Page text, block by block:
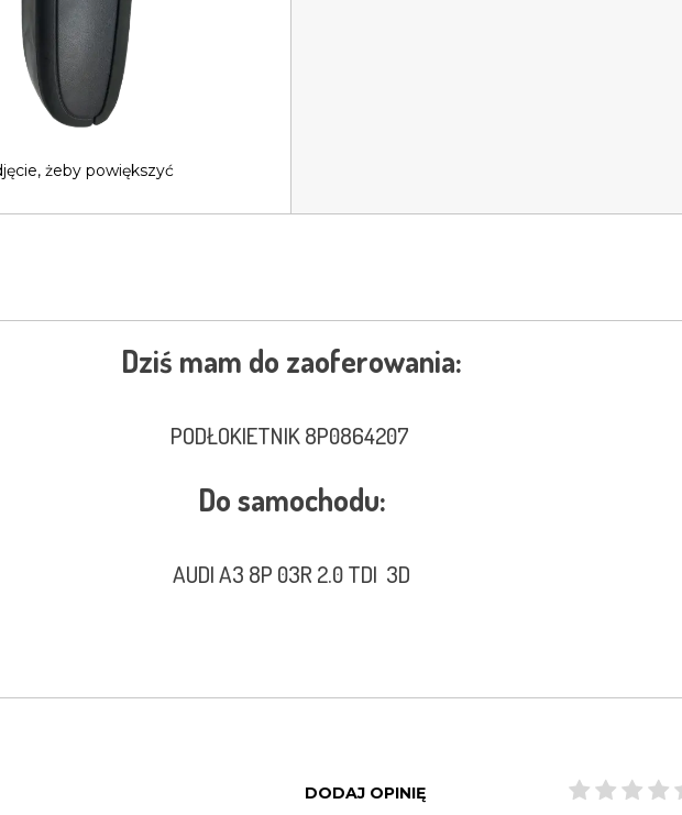
żeby powiększyć
Dziś mam do zaoferowania:
PODŁOKIETNIK 8P0864207
Do samochodu:
AUDI A3 8P 03R 2.0 TDI 3D
DODAJ OPINIĘ